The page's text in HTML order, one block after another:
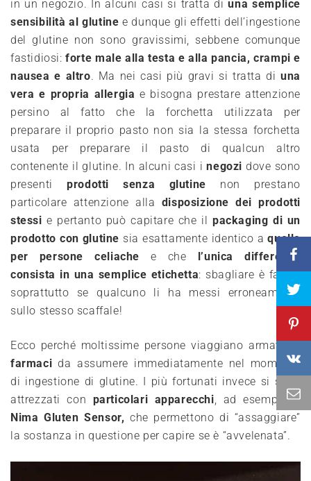
in un negozio. In alcuni casi si tratta diuna semplice
sensibilità al glutine e dunque gli effetti dell’ingestione
del glutine non sono gravissimi, sebbene comunque
fastidiosi:forte male alla testa e alla pancia,crampi e
nausea e altro. Ma neicasi più gravi si tratta diuna
vera e propria allergia e bisogna prestare attenzione
persino al fatto che la forchetta utilizzata per
preparare il proprio pasto non sia la stessa forchetta
usata per preparare il pasto di qualcun altro
contenente il glutine. In alcuni casi inegozi dove sono
presentiprodotti senza glutine non prestano
particolare attenzione alla disposizione dei prodotti
stessi e pertanto può capitare che il packaging di un
prodotto con glutine sia esattamente identico aquello
per persone celiache e che l’unica differenza
consista in una semplice etichetta: sbagliare è facile,
soprattutto se qualcuno li ha messi erroneamente
sullo stesso scaffale!
Ecco perché moltissime persone viaggiano armate di
farmaci da assumere immediatamente nel momento
di ingestione di glutine. I più fortunati invece si sono
attrezzati con particolari apparecchi, ad esempio il
Nima Gluten Sensor, che permettono di “assaggiare”
la sostanza in questione per capire se è “avvelenata”.